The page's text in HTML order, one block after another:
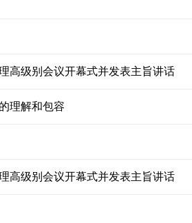
高级别会议开幕式并发表主旨讲话
理解和包容
高级别会议开幕式并发表主旨讲话